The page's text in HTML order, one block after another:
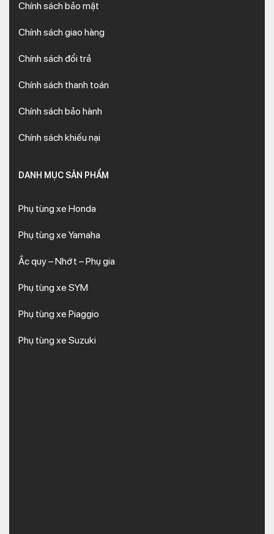
Chính sách bảo mật
Chính sách giao hàng
Chính sách đổi trả
Chính sách thanh toán
Chính sách bảo hành
Chính sách khiếu nại
DANH MỤC SẢN PHẨM
Phụ tùng xe Honda
Phụ tùng xe Yamaha
Ắc quy – Nhớt – Phụ gia
Phụ tùng xe SYM
Phụ tùng xe Piaggio
Phụ tùng xe Suzuki